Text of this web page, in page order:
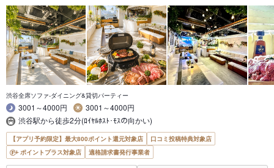
渋谷全席ソファ-ダイニング&貸切パーティー
3001～4000円
3001～4000円
渋谷駅から徒歩2分(ﾛｲﾔﾙﾎｽﾄ･ﾓｽの向かい)
【アプリ予約限定】最大800ポイント還元対象店
口コミ投稿特典対象店
ポイントプラス対象店
適格請求書発行事業者